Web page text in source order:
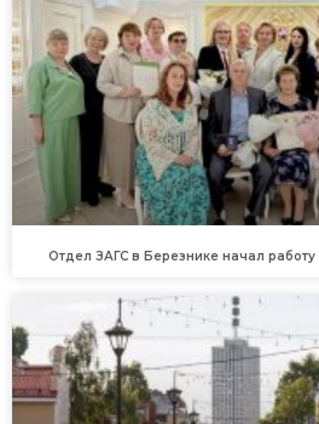
Отдел ЗАГС в Березнике начал